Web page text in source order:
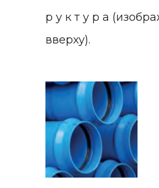
р у к т у р а
вверху).